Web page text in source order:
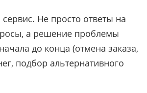
сервис. Не просто ответы на
а решение проблемы
до конца (отмена заказа,
подбор альтернативного